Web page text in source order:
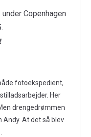
Copenhagen
fotoekspedient,
Her
drengedrømmen
Andy. At det så blev